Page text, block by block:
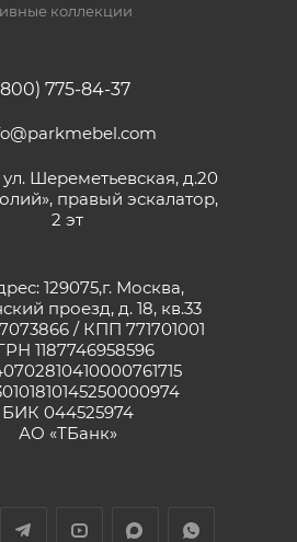
коллекции
775-84-37
ул. Шереметьевская, д.20
правый эскалатор,
2 эт
129075,г. Москва,
проезд, д. 18, кв.33
/ КПП 771701001
1187746958596
БИК 044525974
АО «ТБанк»